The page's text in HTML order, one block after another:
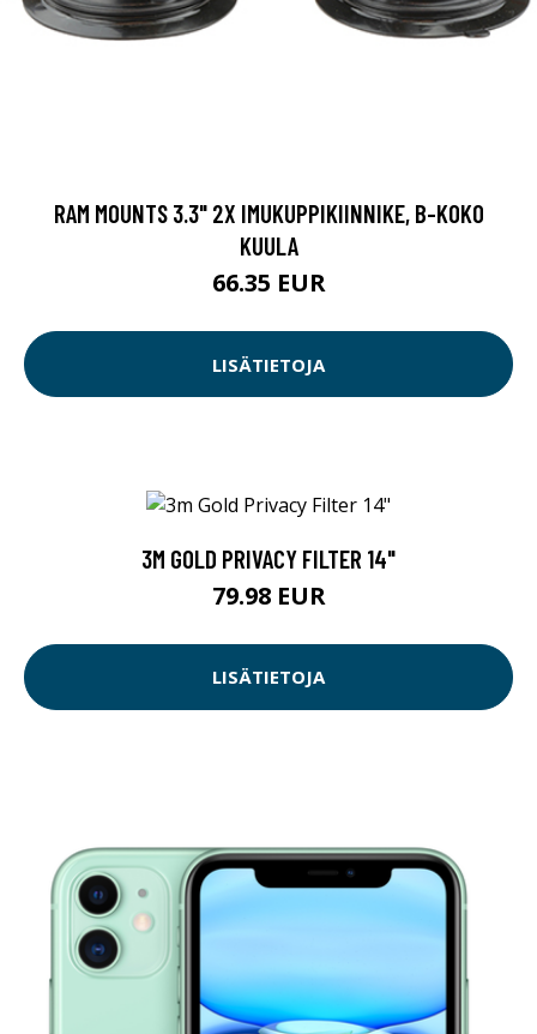
RAM MOUNTS 3.3" 2X IMUKUPPIKIINNIKE, B-KOKO
KUULA
66.35 EUR
LISÄTIETOJA
3M GOLD PRIVACY FILTER 14"
79.98 EUR
LISÄTIETOJA